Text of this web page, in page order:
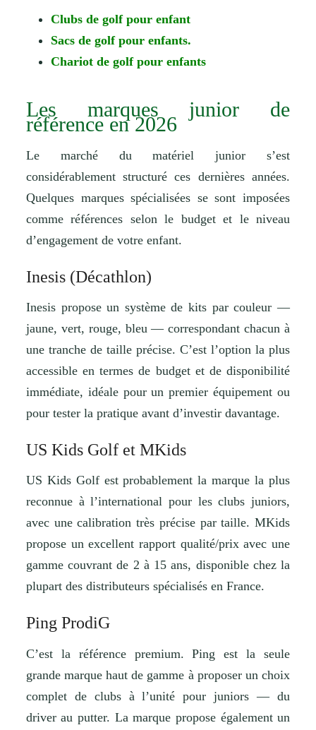
Clubs de golf pour enfant
Sacs de golf pour enfants.
Chariot de golf pour enfants
Les marques junior de
référence en 2026
Le marché du matériel junior s’est
considérablement structuré ces dernières années.
Quelques marques spécialisées se sont imposées
comme références selon le budget et le niveau
d’engagement de votre enfant.
Inesis (Décathlon)
Inesis propose un système de kits par couleur —
jaune, vert, rouge, bleu — correspondant chacun à
une tranche de taille précise. C’est l’option la plus
accessible en termes de budget et de disponibilité
immédiate, idéale pour un premier équipement ou
pour tester la pratique avant d’investir davantage.
US Kids Golf et MKids
US Kids Golf est probablement la marque la plus
reconnue à l’international pour les clubs juniors,
avec une calibration très précise par taille. MKids
propose un excellent rapport qualité/prix avec une
gamme couvrant de 2 à 15 ans, disponible chez la
plupart des distributeurs spécialisés en France.
Ping ProdiG
C’est la référence premium. Ping est la seule
grande marque haut de gamme à proposer un choix
complet de clubs à l’unité pour juniors — du
driver au putter. La marque propose également un